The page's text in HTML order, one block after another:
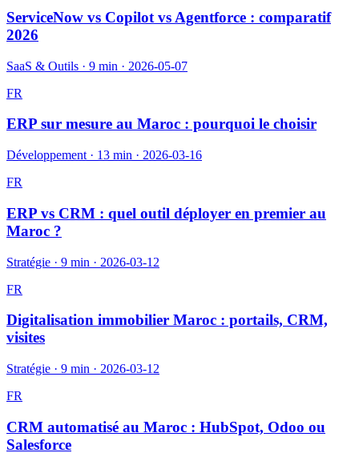
ServiceNow vs Copilot vs Agentforce : comparatif
2026
SaaS & Outils · 9 min · 2026-05-07
FR
ERP sur mesure au Maroc : pourquoi le choisir
Développement · 13 min · 2026-03-16
FR
ERP vs CRM : quel outil déployer en premier au
Maroc ?
Stratégie · 9 min · 2026-03-12
FR
Digitalisation immobilier Maroc : portails, CRM,
visites
Stratégie · 9 min · 2026-03-12
FR
CRM automatisé au Maroc : HubSpot, Odoo ou
Salesforce